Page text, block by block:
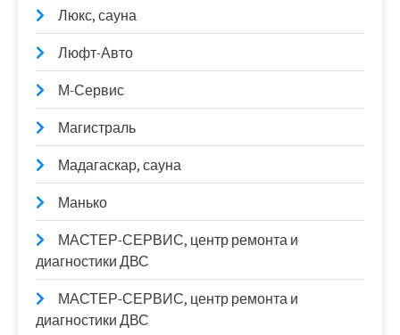
Люкс, сауна
Люфт-Авто
М-Сервис
Магистраль
Мадагаскар, сауна
Манько
МАСТЕР-СЕРВИС, центр ремонта и
диагностики ДВС
МАСТЕР-СЕРВИС, центр ремонта и
диагностики ДВС